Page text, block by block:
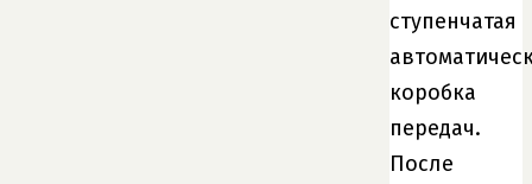
ступенчатая
коробка
передач.
После